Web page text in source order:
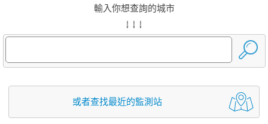
輸入你想查詢的城市
↓ ↓ ↓
或者查找最近的監測站